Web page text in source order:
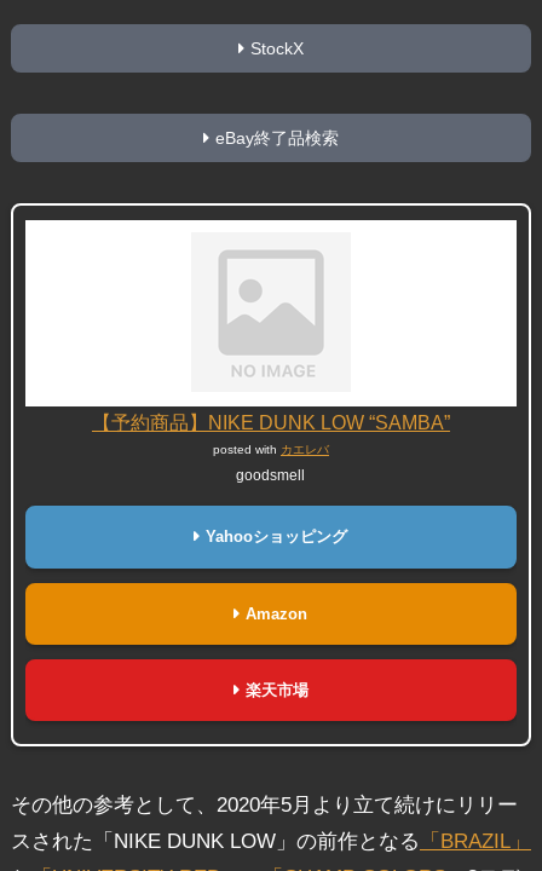
StockX
eBay終了品検索
【予約商品】NIKE DUNK LOW “SAMBA”
posted with カエレバ
goodsmell
Yahooショッピング
Amazon
楽天市場
その他の参考として、2020年5月より立て続けにリリー
スされた「NIKE DUNK LOW」の前作となる
「BRAZIL」